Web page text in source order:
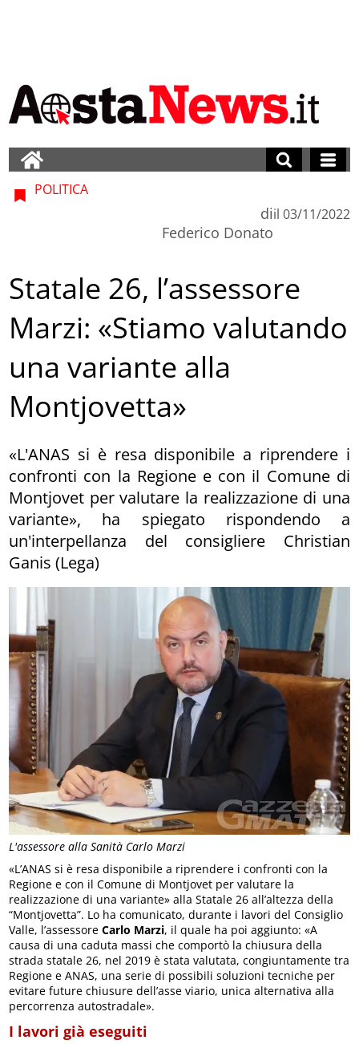
L'assessore alla Sanità Carlo Marzi
POLITICA
di
Federico Donato
il 03/11/2022
Statale 26, l’assessore
Marzi: «Stiamo valutando
una variante alla
Montjovetta»
«L'ANAS si è resa disponibile a riprendere i
confronti con la Regione e con il Comune di
Montjovet per valutare la realizzazione di una
variante», ha spiegato rispondendo a
un'interpellanza del consigliere Christian
Ganis (Lega)
«L’ANAS si è resa disponibile a riprendere i confronti con la
Regione e con il Comune di Montjovet per valutare la
realizzazione di una variante» alla Statale 26 all’altezza della
“Montjovetta”. Lo ha comunicato, durante i lavori del Consiglio
Valle, l’assessoreCarlo Marzi, il quale ha poi aggiunto: «A
causa di una caduta massi che comportò la chiusura della
strada statale 26, nel 2019 è stata valutata, congiuntamente tra
Regione e ANAS, una serie di possibili soluzioni tecniche per
evitare future chiusure dell’asse viario, unica alternativa alla
percorrenza autostradale».
I lavori già eseguiti